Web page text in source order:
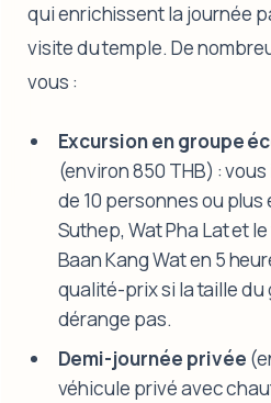
qui enrichissent la journée
visite du temple. De
vous :
Excursion en groupe
(environ 850 THB) :
de 10 personnes ou
Suthep, Wat Pha Lat et
Baan Kang Wat en 5
qualité-prix si la taille du
dérange pas.
Demi-journée privée
véhicule privé avec